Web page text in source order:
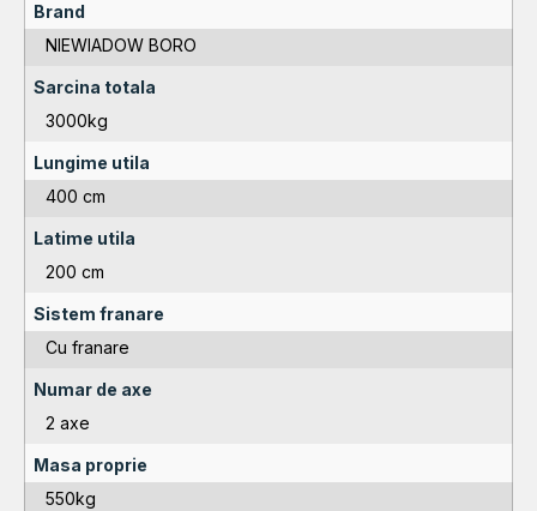
Brand
NIEWIADOW BORO
Sarcina totala
3000kg
Lungime utila
400 cm
Latime utila
200 cm
Sistem franare
Cu franare
Numar de axe
2 axe
Masa proprie
550kg